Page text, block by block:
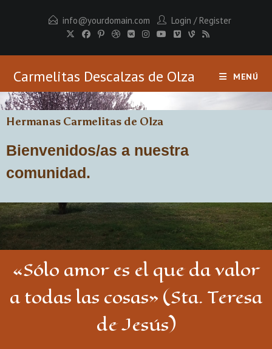
info@yourdomain.com Login /Register
Carmelitas Descalzas de Olza MENÚ
Hermanas Carmelitas de Olza
Bienvenidos/as a nuestra
comunidad.
«Sólo amor es el que da valor
a todas las cosas» (Sta. Teresa
de Jesús)